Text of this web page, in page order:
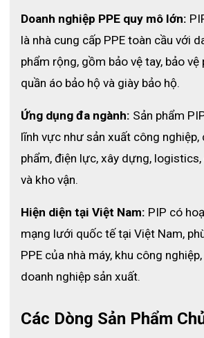
Doanh nghiệp PPE quy mô lớn:
là nhà cung cấp PPE toàn cầu với
phẩm rộng, gồm bảo vệ tay, bảo vệ
quần áo bảo hộ và giày bảo hộ.
Ứng dụng đa ngành: Sản phẩm
lĩnh vực như sản xuất công nghiệp,
phẩm, điện lực, xây dựng,
và kho vận.
Hiện diện tại Việt Nam: PIP có
mạng lưới quốc tế tại Việt Nam,
PPE của nhà máy, khu công
doanh nghiệp sản xuất.
Các Dòng Sản Phẩm